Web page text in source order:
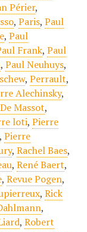
Périer,
, Paris, Paul
, Paul
Frank, Paul
, Paul Neuhuys,
, Perrault,
Alechinsky,
Massot,
loti, Pierre
Pierre
, Rachel Baes,
, René Baert,
, Revue Pogen,
, Rick
,
, Robert